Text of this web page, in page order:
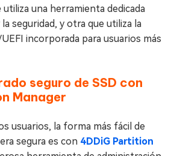
una herramienta dedicada
la seguridad, y otra que utiliza la
incorporada para usuarios más
seguro de SSD con
Manager
usuarios, la forma más fácil de
segura es con 4DDiG Partition